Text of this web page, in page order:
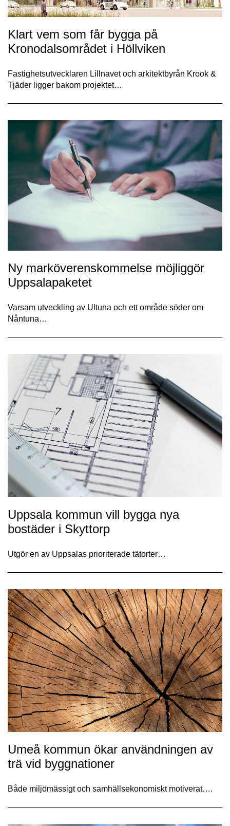
Klart vem som får bygga på
Kronodalsområdet i Höllviken
Fastighetsutvecklaren Lillnavet och arkitektbyrån Krook &
Tjäder ligger bakom projektet…
Ny marköverenskommelse möjliggör
Uppsalapaketet
Varsam utveckling av Ultuna och ett område söder om
Nåntuna…
Uppsala kommun vill bygga nya
bostäder i Skyttorp
Utgör en av Uppsalas prioriterade tätorter…
Umeå kommun ökar användningen av
trä vid byggnationer
Både miljömässigt och samhällsekonomiskt motiverat….